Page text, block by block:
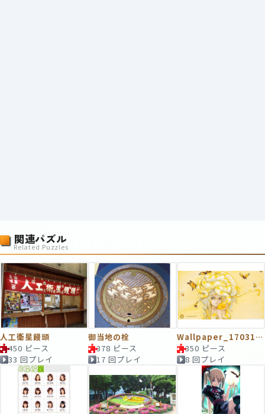
関連パズル
Related Puzzles
人工衛星饅頭
450 ピース
33 回プレイ
御当地の栓
378 ピース
17 回プレイ
Wallpaper_170319_0032
350 ピース
8 回プレイ